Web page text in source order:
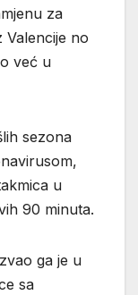
za
Valencije no
već u
sezona
u
90 minuta.
ga je u
sa